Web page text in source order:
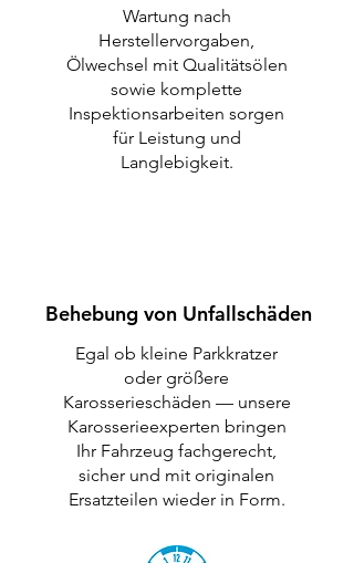
Wartung nach
Herstellervorgaben,
Ölwechsel mit Qualitätsölen
sowie komplette
Inspektionsarbeiten sorgen
für Leistung und
Langlebigkeit.
Behebung von Unfallschäden
Egal ob kleine Parkkratzer
oder größere
Karosserieschäden — unsere
Karosserieexperten bringen
Ihr Fahrzeug fachgerecht,
sicher und mit originalen
Ersatzteilen wieder in Form.